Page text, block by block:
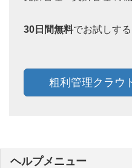
30日間無料でお試しす
粗利管理クラウ
ヘルプメニュー